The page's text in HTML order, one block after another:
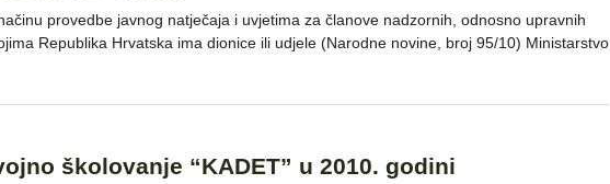
provedbe javnog natječaja i uvjetima za članove nadzornih, odnosno upravnih
Republika Hrvatska ima dionice ili udjele (Narodne novine, broj 95/10) Ministarstvo
školovanje “KADET” u 2010. godini